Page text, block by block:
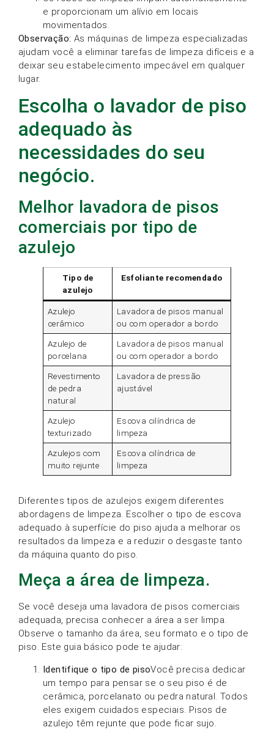
e proporcionam um alívio em locais
movimentados.
Observação: As máquinas de limpeza especializadas
ajudam você a eliminar tarefas de limpeza difíceis e a
deixar seu estabelecimento impecável em qualquer
lugar.
Escolha o lavador de piso
adequado às
necessidades do seu
negócio.
Melhor lavadora de pisos
comerciais por tipo de
azulejo
Tipo de
azulejo
Esfoliante recomendado
Azulejo
cerâmico
Lavadora de pisos manual
ou com operador a bordo
Azulejo de
porcelana
Lavadora de pisos manual
ou com operador a bordo
Revestimento
de pedra
natural
Lavadora de pressão
ajustável
Azulejo
texturizado
Escova cilíndrica de
limpeza
Azulejos com
muito rejunte
Escova cilíndrica de
limpeza
Diferentes tipos de azulejos exigem diferentes
abordagens de limpeza. Escolher o tipo de escova
adequado à superfície do piso ajuda a melhorar os
resultados da limpeza e a reduzir o desgaste tanto
da máquina quanto do piso.
Meça a área de limpeza.
Se você deseja uma lavadora de pisos comerciais
adequada, precisa conhecer a área a ser limpa.
Observe o tamanho da área, seu formato e o tipo de
piso. Este guia básico pode te ajudar:
Identifique o tipo de pisoVocê precisa dedicar
um tempo para pensar se o seu piso é de
cerâmica, porcelanato ou pedra natural. Todos
eles exigem cuidados especiais. Pisos de
azulejo têm rejunte que pode ficar sujo.